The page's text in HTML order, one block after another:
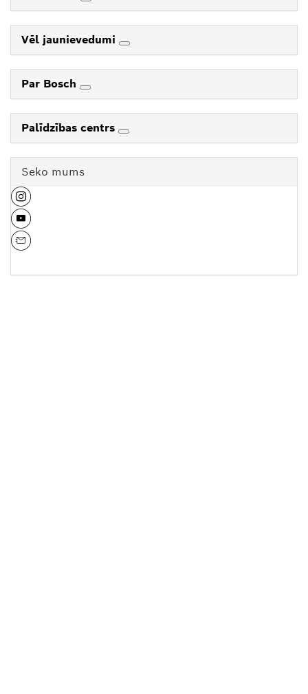
Vēl jaunievedumi
Par Bosch
Palīdzības centrs
Seko mums